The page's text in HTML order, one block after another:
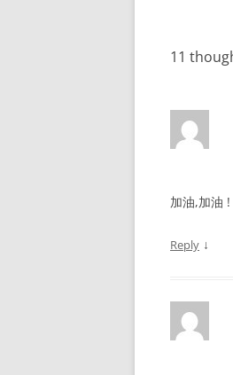
11
加油,加油 !
Reply ↓